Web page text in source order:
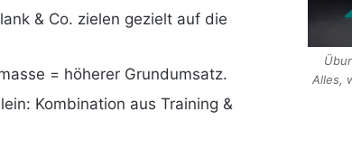
Alles,
& Co. zielen gezielt auf die
= höherer Grundumsatz.
Kombination aus Training &